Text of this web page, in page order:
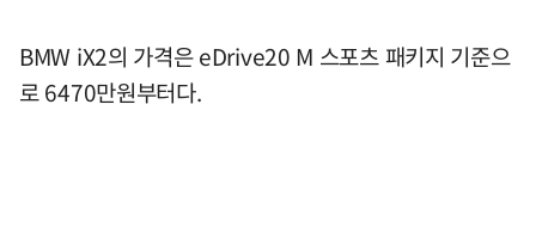
BMW iX2의 가격은 eDrive20 M 스포츠 패키지 기준으
로 6470만원부터다.